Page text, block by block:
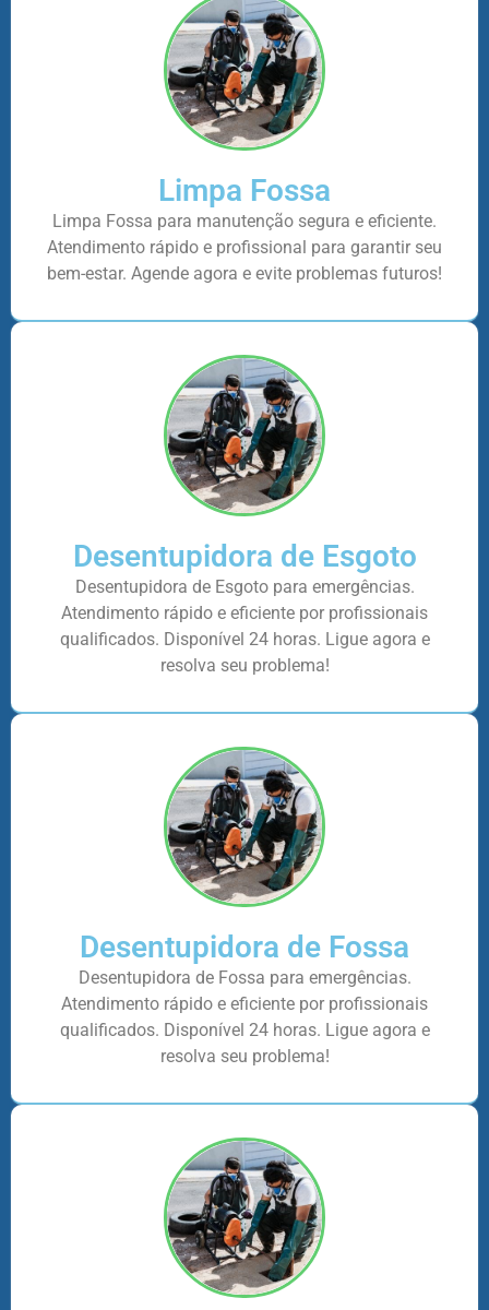
Limpa Fossa
Limpa Fossa para manutenção segura e eficiente.
Atendimento rápido e profissional para garantir seu
bem-estar. Agende agora e evite problemas futuros!
Desentupidora de Esgoto
Desentupidora de Esgoto para emergências.
Atendimento rápido e eficiente por profissionais
qualificados. Disponível 24 horas. Ligue agora e
resolva seu problema!
Desentupidora de Fossa
Desentupidora de Fossa para emergências.
Atendimento rápido e eficiente por profissionais
qualificados. Disponível 24 horas. Ligue agora e
resolva seu problema!